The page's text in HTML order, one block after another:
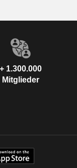
+ 1.300.000
Mitglieder